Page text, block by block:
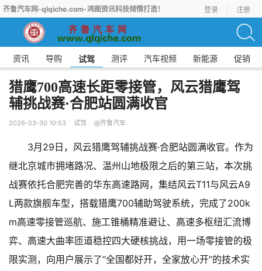
齐鲁汽车网-qlqiche.com-鸿图资讯科技倾情打造！ 登录 注册
资讯 导购 试驾 测评 汽车视频 新能源 促销
猎鹰700高速长距零接管，风云猎鹰驾
辅挑战赛·合肥站圆满收官
2026-03-30 10:53 试驾 @齐鲁汽车
3月29日，风云猎鹰驾辅挑战赛·合肥站圆满收官。作为
继北京城市拥堵路况、温州山地极限之后的第三站，本次挑
战赛依托合肥完善的华东高速路网，集结风云T11与风云A9
L两款旗舰车型，搭载猎鹰700辅助驾驶系统，完成了200k
m高速零接管巡航、施工锥桶精准避让、高速多枢纽汇流博
弈、高速大曲率匝道稳控四大硬核挑战，用一场零接管的极
限实测，向用户展示了“全国都好开，全家放心开”的技术实